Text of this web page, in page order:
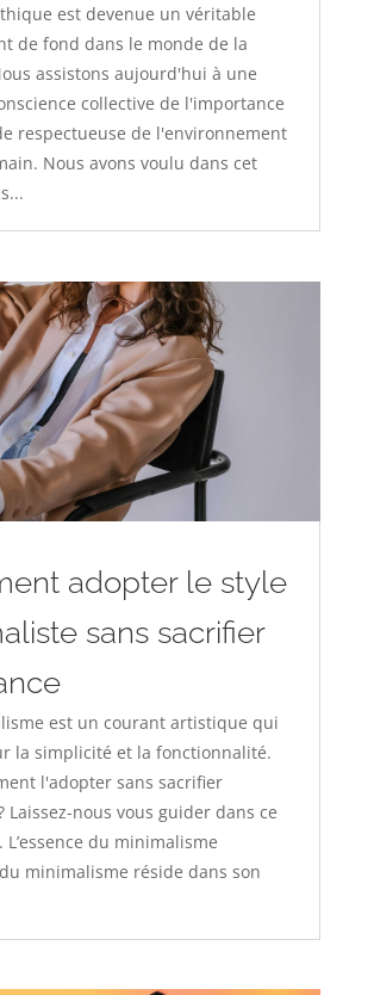
est devenue un véritable
de fond dans le monde de la
assistons aujourd'hui à une
collective de l'importance
respectueuse de l'environnement
Nous avons voulu dans cet
adopter le style
sans sacrifier
est un courant artistique qui
la simplicité et la fonctionnalité.
l'adopter sans sacrifier
Laissez-nous vous guider dans ce
L’essence du minimalisme
minimalisme réside dans son